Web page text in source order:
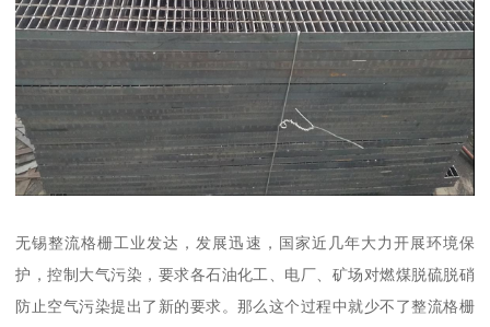
无锡整流格栅工业发达，发展迅速，国家近几年大力开展环境保
护，控制大气污染，要求各石油化工、电厂、矿场对燃煤脱硫脱硝
防止空气污染提出了新的要求。那么这个过程中就少不了整流格栅